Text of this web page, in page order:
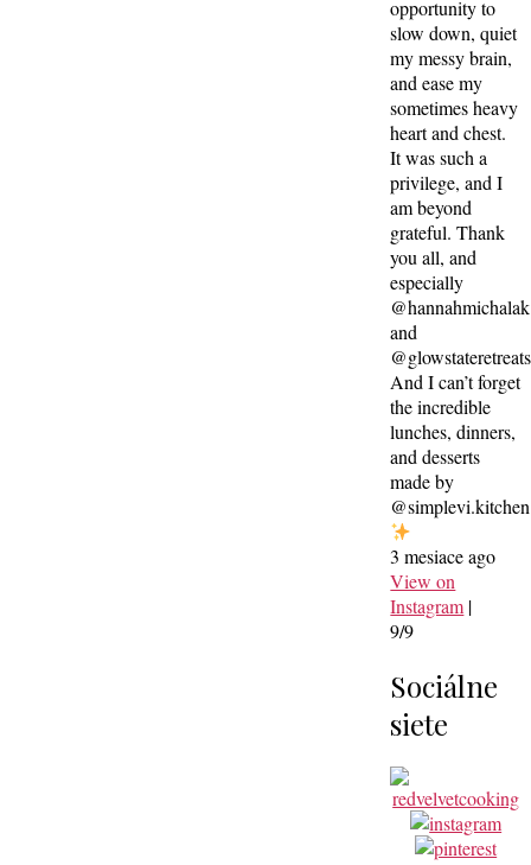
opportunity to
slow down, quiet
my messy brain,
and ease my
sometimes heavy
heart and chest.
It was such a
privilege, and I
am beyond
grateful. Thank
you all, and
especially
@hannahmichalak
and
@glowstateretreats
And I can’t forget
the incredible
lunches, dinners,
and desserts
made by
@simplevi.kitchen
3 mesiace ago
View on
Instagram |
9/9
Sociálne
siete